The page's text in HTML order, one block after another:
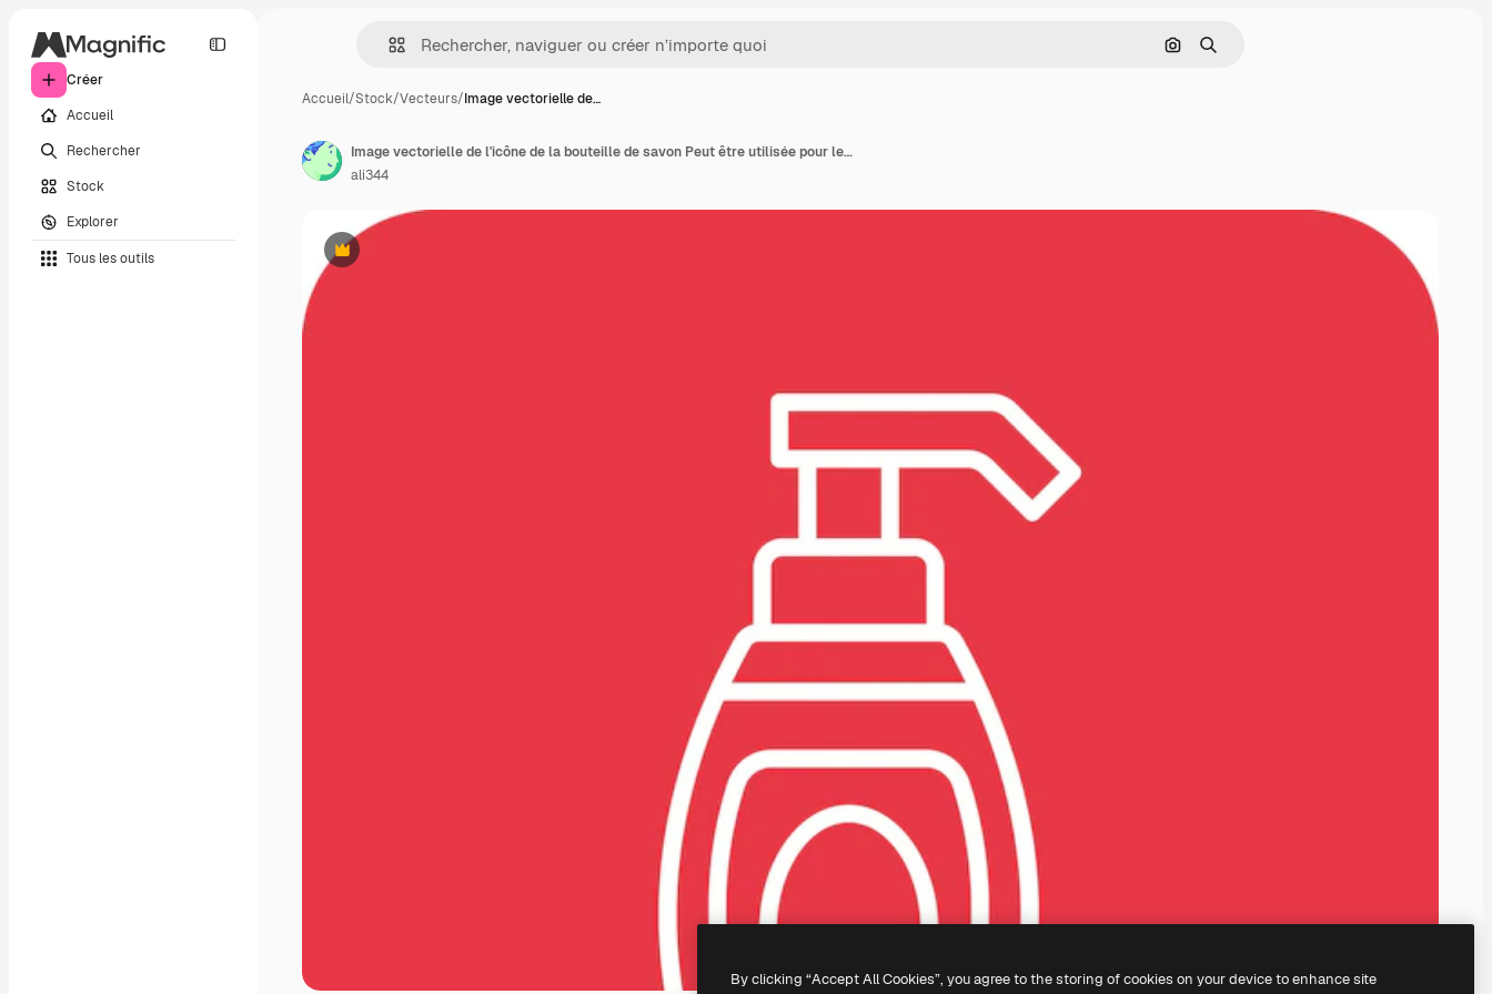
Créer
Accueil
Rechercher
Stock
Explorer
Tous les outils
Rechercher par image
Rechercher
Accueil/Stock/Vecteurs/Image vectorielle de…
Premium
Image vectorielle de l'icône de la bouteille de savon Peut être utilisée pour les articles ménagers
ali344
By clicking “Accept All Cookies”, you agree to the storing of cookies on your device to enhance site